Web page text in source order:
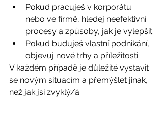
Pokud pracuješ v korporátu
nebo ve firmě, hledej neefektivní
procesy a způsoby, jak je vylepšit.
Pokud buduješ vlastní podnikání,
objevuj nové trhy a příležitosti.
V každém případě je důležité vystavit
se novým situacím a přemýšlet jinak,
než jak jsi zvyklý/á.